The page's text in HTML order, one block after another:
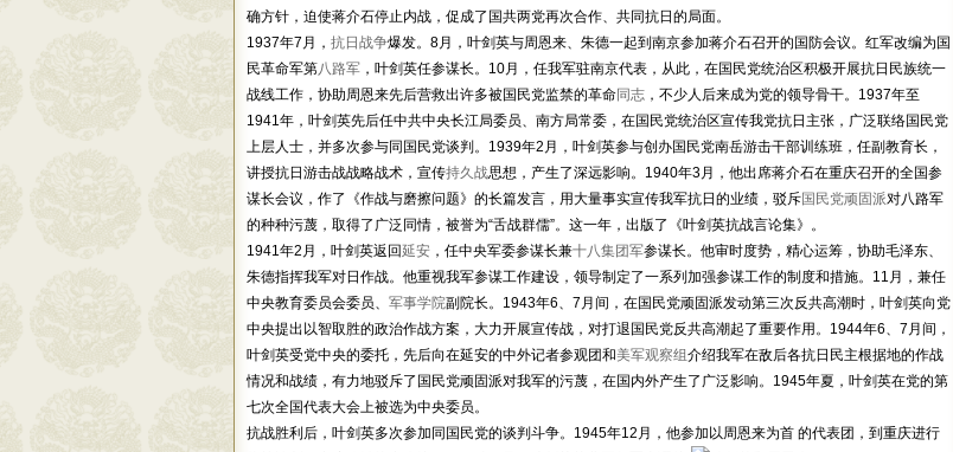
确方针，迫使蒋介石停止内战，促成了国共两党再次合作、共同抗日的局面。
1937年7月， 抗日战争爆发。8月，叶剑英与周恩来、朱德一起到南京参加蒋介石召开的国防会议。红军改编为国
民革命军第八路军 ，叶剑英任参谋长。10月，任我军驻南京代表，从此，在国民党统治区积极开展抗日民族统一
战线工作，协助周恩来先后营救出许多被国民党监禁的革命同志 ，不少人后来成为党的领导骨干。1937年至
1941年，叶剑英先后任中共中央长江局委员、南方局常委，在国民党统治区宣传我党抗日主张，广泛联络国民党
上层人士，并多次参与同国民党谈判。1939年2月，叶剑英参与创办国民党南岳游击干部训练班，任副教育长，
讲授抗日游击战战略战术，宣传持久战思想，产生了深远影响。1940年3月，他出席蒋介石在重庆召开的全国参
谋长会议，作了《作战与磨擦问题》的长篇发言，用大量事实宣传我军抗日的业绩，驳斥国民党顽固派对八路军
的种种污蔑，取得了广泛同情，被誉为“舌战群儒”。这一年，出版了《叶剑英抗战言论集》。
1941年2月，叶剑英返回延安 ，任中央军委参谋长兼十八集团军参谋长。他审时度势，精心运筹，协助毛泽东、
朱德指挥我军对日作战。他重视我军参谋工作建设，领导制定了一系列加强参谋工作的制度和措施。11月，兼任
中央教育委员会委员、 军事学院副院长。1943年6、7月间，在国民党顽固派发动第三次反共高潮时，叶剑英向党
中央提出以智取胜的政治作战方案，大力开展宣传战，对打退国民党反共高潮起了重要作用。1944年6、7月间，
叶剑英受党中央的委托，先后向在延安的中外记者参观团和美军观察组介绍我军在敌后各抗日民主根据地的作战
情况和战绩，有力地驳斥了国民党顽固派对我军的污蔑，在国内外产生了广泛影响。1945年夏，叶剑英在党的第
七次全国代表大会上被选为中央委员。
抗战胜利后，叶剑英多次参加同国民党的谈判斗争。1945年12月，他参加以周恩来为首 的代表团，到重庆进行